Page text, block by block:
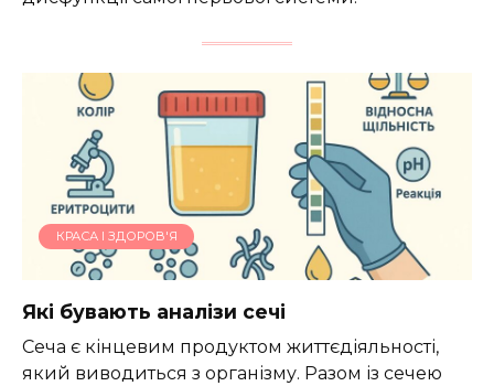
КРАСА І ЗДОРОВ'Я
Які бувають аналізи сечі
Сеча є кінцевим продуктом життєдіяльності,
який виводиться з організму. Разом із сечею